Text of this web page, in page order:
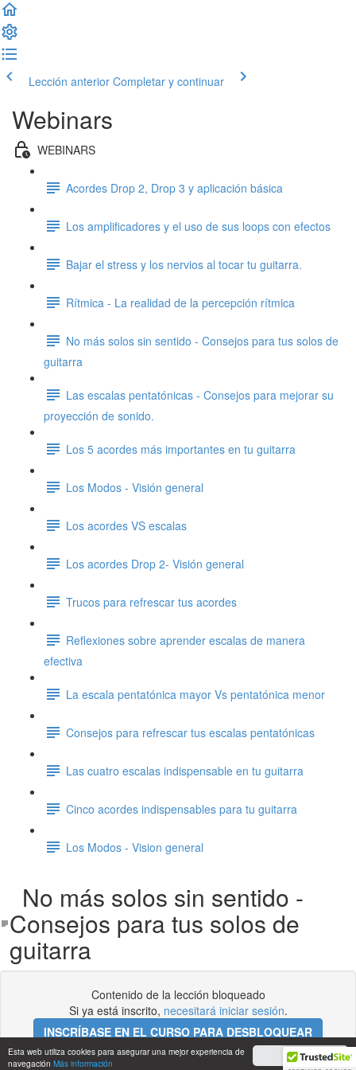
Acepto
Esta web utiliza cookies para asegurar una mejor experiencia de
navegación Más información
Lección anterior Completar y continuar
Webinars
WEBINARS
Acordes Drop 2, Drop 3 y aplicación básica
Los amplificadores y el uso de sus loops con efectos
Bajar el stress y los nervios al tocar tu guitarra.
Rítmica - La realidad de la percepción rítmica
No más solos sin sentido - Consejos para tus solos de
guitarra
Las escalas pentatónicas - Consejos para mejorar su
proyección de sonido.
Los 5 acordes más importantes en tu guitarra
Los Modos - Visión general
Los acordes VS escalas
Los acordes Drop 2- Visión general
Trucos para refrescar tus acordes
Reflexiones sobre aprender escalas de manera
efectiva
La escala pentatónica mayor Vs pentatónica menor
Consejos para refrescar tus escalas pentatónicas
Las cuatro escalas indispensable en tu guitarra
Cinco acordes indispensables para tu guitarra
Los Modos - Vision general
No más solos sin sentido -
Consejos para tus solos de
guitarra
Contenido de la lección bloqueado
Si ya está inscrito, necesitará iniciar sesión.
INSCRÍBASE EN EL CURSO PARA DESBLOQUEAR